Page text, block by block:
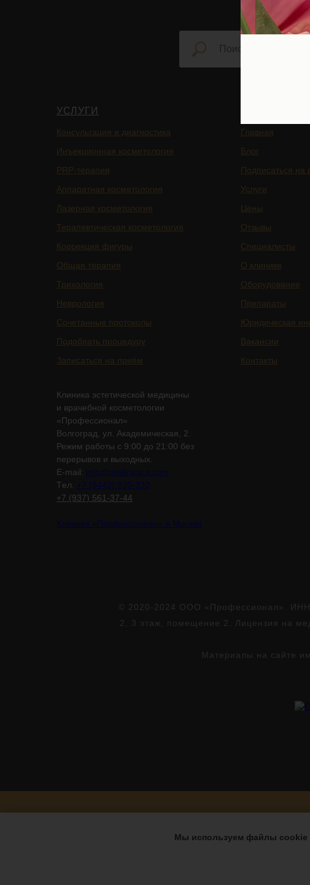
УСЛУГИ
Консультация и диагностика
Инъекционная косметология
PRP-терапия
Аппаратная косметология
Лазерная косметология
Терапевтическая косметология
Коррекция фигуры
Общая терапия
Трихология
Неврология
Сочетанные протоколы
Подобрать процедуру
Записаться на приём
Главная
Блог
Подписаться на
Услуги
Цены
Отзывы
Специалисты
О клинике
Оборудование
Препараты
Юридическая
Вакансии
Контакты
Клиника эстетической медицины
и врачебной косметологии
«Профессионал»
Волгоград, ул. Академическая, 2.
Режим работы с 9:00 до 21:00 без
перерывов и выходных.
E-mail: info@proficlinica.com
Tел. +7 (8442) 320-320
+7 (937) 561-37-44
Клиника «Профессионал» в Москве
© 2020-2024 ООО «Профессионал».
2, 3 этаж, помещение 2. Лицензия на
Материалы на сайте
Мы используем файлы cookie